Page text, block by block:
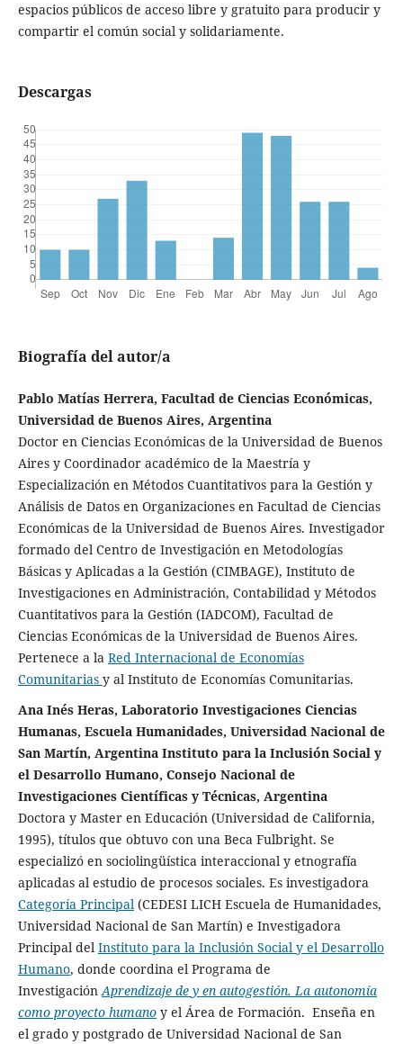
espacios públicos de acceso libre y gratuito para producir y
compartir el común social y solidariamente.
Descargas
Biografía del autor/a
Pablo Matías Herrera, Facultad de Ciencias Económicas,
Universidad de Buenos Aires, Argentina
Doctor en Ciencias Económicas de la Universidad de Buenos
Aires y Coordinador académico de la Maestría y
Especialización en Métodos Cuantitativos para la Gestión y
Análisis de Datos en Organizaciones en Facultad de Ciencias
Económicas de la Universidad de Buenos Aires. Investigador
formado del Centro de Investigación en Metodologías
Básicas y Aplicadas a la Gestión (CIMBAGE), Instituto de
Investigaciones en Administración, Contabilidad y Métodos
Cuantitativos para la Gestión (IADCOM), Facultad de
Ciencias Económicas de la Universidad de Buenos Aires.
Pertenece a la Red Internacional de Economías
Comunitarias y al Instituto de Economías Comunitarias.
Ana Inés Heras, Laboratorio Investigaciones Ciencias
Humanas, Escuela Humanidades, Universidad Nacional de
San Martín, Argentina Instituto para la Inclusión Social y
el Desarrollo Humano, Consejo Nacional de
Investigaciones Científicas y Técnicas, Argentina
Doctora y Master en Educación (Universidad de California,
1995), títulos que obtuvo con una Beca Fulbright. Se
especializó en sociolingüística interaccional y etnografía
aplicadas al estudio de procesos sociales. Es investigadora
Categoría Principal(CEDESI LICH Escuela de Humanidades,
Universidad Nacional de San Martín) e Investigadora
Principal del Instituto para la Inclusión Social y el Desarrollo
Humano, donde coordina el Programa de
InvestigaciónAprendizaje de y en autogestión. La autonomía
como proyecto humanoy el Área de Formación. Enseña en
el grado y postgrado de Universidad Nacional de San